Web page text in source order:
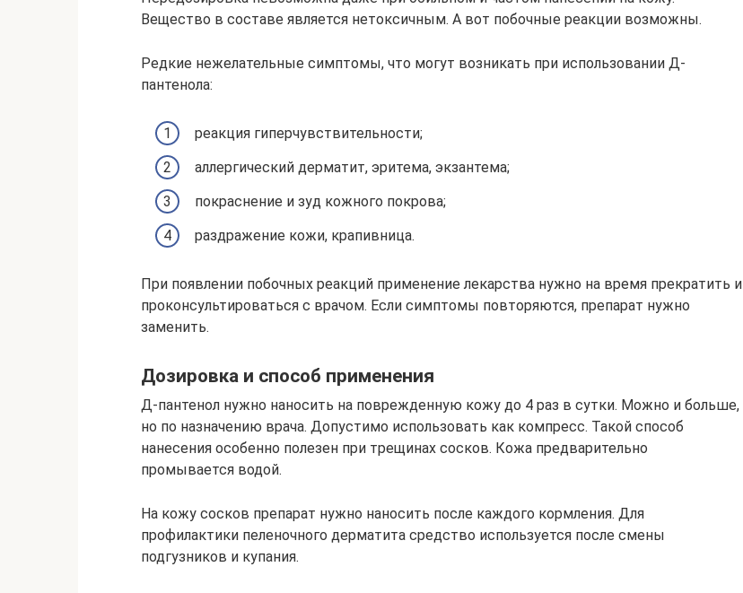
Вещество в составе является нетоксичным. А вот побочные реакции возможны.
Редкие нежелательные симптомы, что могут возникать при использовании Д-
пантенола:
реакция гиперчувствительности;
аллергический дерматит, эритема, экзантема;
покраснение и зуд кожного покрова;
раздражение кожи, крапивница.
При появлении побочных реакций применение лекарства нужно на время прекратить и
проконсультироваться с врачом. Если симптомы повторяются, препарат нужно
заменить.
Дозировка и способ применения
Д-пантенол нужно наносить на поврежденную кожу до 4 раз в сутки. Можно и больше,
но по назначению врача. Допустимо использовать как компресс. Такой способ
нанесения особенно полезен при трещинах сосков. Кожа предварительно
промывается водой.
На кожу сосков препарат нужно наносить после каждого кормления. Для
профилактики пеленочного дерматита средство используется после смены
подгузников и купания.